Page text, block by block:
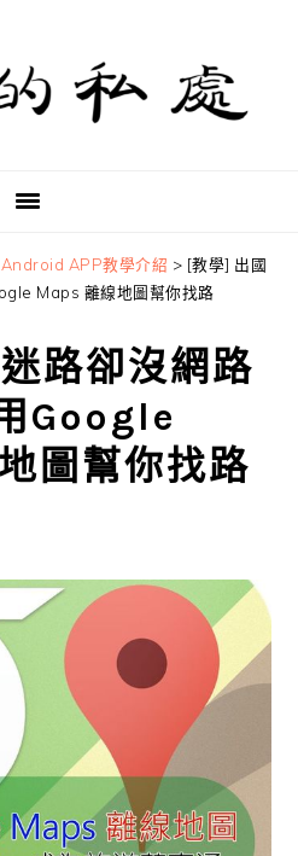
Android APP教學介紹 > [教學] 出國
Maps 離線地圖幫你找路
路卻沒網路
Google
圖幫你找路